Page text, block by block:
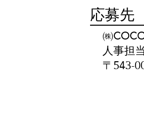
応募先
㈱
人事担
〒543-